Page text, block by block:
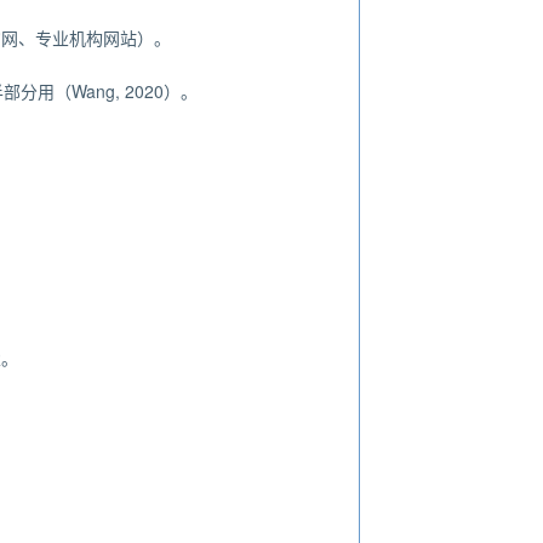
、专业机构网站）。
分用（Wang, 2020）。